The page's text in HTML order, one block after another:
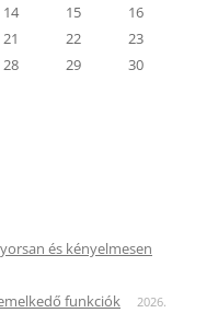
14 15
16
21 22
23
28 29
30
és kényelmesen
funkciók
2026.